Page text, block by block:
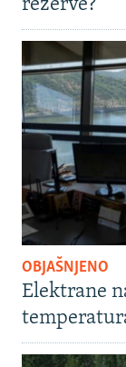
rezerve?
OBJAŠNJENO
Elektrane